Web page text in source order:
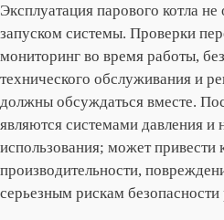
Эксплуатация парового котла не
запуском системы. Проверки
мониторинг во время работы,
технического обслуживания и
должны обсуждаться вместе.
являются системами давления и
использования; может привести
производительности,
серьезным рискам безопасности